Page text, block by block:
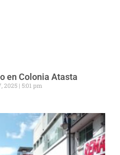
en Colonia Atasta
2025 5:01 pm